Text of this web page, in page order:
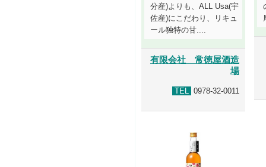
分産)よりも、ALL Usa(宇
佐産)にこだわり、リキュ
ール独特の甘....
有限会社 常徳屋酒造
場
TEL 0978-32-0011